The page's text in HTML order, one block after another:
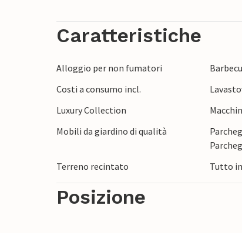
seminterrato. La terrazza coperta
piscina offre refrigerio nelle calde
Caratteristiche
Alloggio per non fumatori
Costi a consumo incl.
Luxury Collection
Mobili da giardino di qualità
Terreno recintato Tutto
Posizione